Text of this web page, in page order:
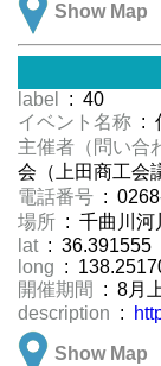
Show Map
label
: 40
イベント名称 :
主催者（問い合
会（上田商工会
電話番号 :
場所 : 千曲川河
lat : 36.391555
long :
開催期間
: 8月
description :
Show Map